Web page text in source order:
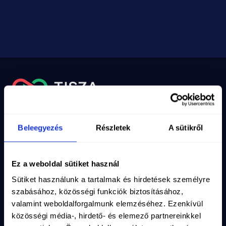
Beleegyezés Részletek A sütikről
Ez a weboldal sütiket használ
Sütiket használunk a tartalmak és hirdetések személyre
szabásához, közösségi funkciók biztosításához,
valamint weboldalforgalmunk elemzéséhez. Ezenkívül
közösségi média-, hirdető- és elemező partnereinkkel
Csatlakozz a TISZA Közösséghez!
Vezetéknév*
Keresztnév